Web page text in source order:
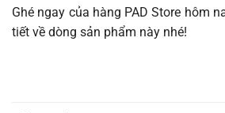
Ghé ngay của hàng PAD Store hôm
tiết về dòng sản phẩm này nhé!